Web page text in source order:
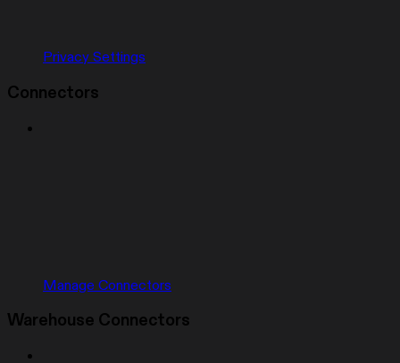
Privacy Settings
Connectors
Manage Connectors
Warehouse Connectors